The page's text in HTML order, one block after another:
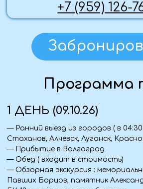
— Завтрак в отеле
— Выселение и отправление из Волгограда в
Калмыкию. Во время поездки Вас ждет интересная
информация о народе Калмыкии
3 ДЕНЬ (11.10.26)
— 09: 00- Посещение солдатского поля-
оборонительный рубеж в 1942 году
Героям Сталинградской битвы" на Мамаевом
— Обед в кафе "Блиндаж".
— 13:30 - посещение Музея - панорамы
"Оружие Победы", дом сержанта Павлова, мельница
продуктов питания
— Прогулка на теплоходе по Волге (1 час).
— Возвращение в отель, свободное время.